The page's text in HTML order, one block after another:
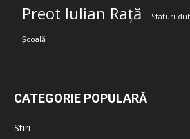
Preot Iulian Rață Sfaturi
Școală
CATEGORIE POPULARĂ
Stiri